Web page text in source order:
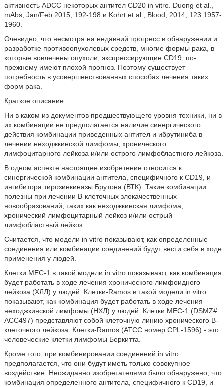
активность ADCC некоторых антител CD20 in vitro. Duong et al.,
mAbs, Jan/Feb 2015, 192-198 и Kohrt et al., Blood, 2014, 123:1957-
1960.
Очевидно, что несмотря на недавний прогресс в обнаружении и
разработке противоопухолевых средств, многие формы рака, в
которые вовлечены опухоли, экспрессирующие CD19, по-
прежнему имеют плохой прогноз. Поэтому существует
потребность в усовершенствованных способах лечения таких
форм рака.
Краткое описание
Ни в каком из документов предшествующего уровня техники, ни в
их комбинации не предполагается наличие синергического
действия комбинации приведенных антител и ибрутиниба в
лечении неходжкинской лимфомы, хронического
лимфоцитарного лейкоза и/или острого лимфобластного лейкоза.
В одном аспекте настоящее изобретение относится к
синергической комбинации антитела, специфичного к CD19, и
ингибитора тирозинкиназы Брутона (ВТК). Такие комбинации
полезны при лечении В-клеточных злокачественных
новообразований, таких как неходжкинская лимфома,
хронический лимфоцитарный лейкоз и/или острый
лимфобластный лейкоз.
Считается, что модели in vitro показывают, как определенные
соединения или комбинации соединений будут вести себя в ходе
применения у людей.
Клетки МЕС-1 в такой модели in vitro показывают, как комбинация
будет работать в ходе лечения хронического лимфоидного
лейкоза (ХЛЛ) у людей. Клетки-Ramos в такой модели in vitro
показывают, как комбинация будет работать в ходе лечения
неходжкинской лимфомы (НХЛ) у людей. Клетки МЕС-1 (DSMZ#
АСС497) представляют собой клеточную линию хронического В-
клеточного лейкоза. Клетки-Ramos (АТСС номер CPL-1596) - это
человеческие клетки лимфомы Беркитта.
Кроме того, при комбинировании соединений in vitro
предполагается, что они будут иметь только совокупное
воздействие. Неожиданно изобретателями было обнаружено, что
комбинация определенного антитела, специфичного к CD19, и